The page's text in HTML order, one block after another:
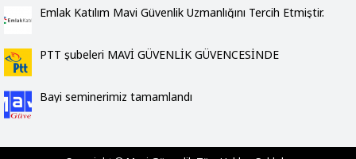
Emlak Katılım Mavi Güvenlik Uzmanlığını Tercih Etmiştir.
PTT şubeleri MAVİ GÜVENLİK GÜVENCESİNDE
Bayi seminerimiz tamamlandı